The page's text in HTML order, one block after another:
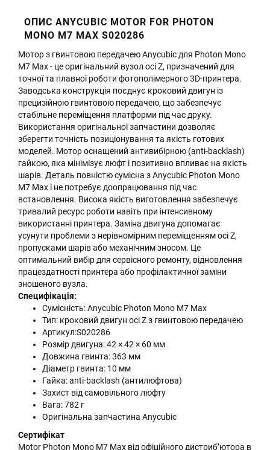
ОПИС ANYCUBIC MOTOR FOR PHOTON
MONO M7 MAX S020286
Мотор з гвинтовою передачею Anycubic для Photon Mono
M7 Max - це оригінальний вузол осі Z, призначений для
точної та плавної роботи фотополімерного 3D-принтера.
Заводська конструкція поєднує кроковий двигун із
прецизійною гвинтовою передачею, що забезпечує
стабільне переміщення платформи під час друку.
Використання оригінальної запчастини дозволяє
зберегти точність позиціонування та якість готових
моделей. Мотор оснащений антивибірною (anti-backlash)
гайкою, яка мінімізує люфт і позитивно впливає на якість
шарів. Деталь повністю сумісна з Anycubic Photon Mono
M7 Max і не потребує доопрацювання під час
встановлення. Висока якість виготовлення забезпечує
тривалий ресурс роботи навіть при інтенсивному
використанні принтера. Заміна двигуна допомагає
усунути проблеми з нерівномірним переміщенням осі Z,
пропусками шарів або механічним зносом. Це
оптимальний вибір для сервісного ремонту, відновлення
працездатності принтера або профілактичної заміни
зношеного вузла.
Специфікація:
Сумісність: Anycubic Photon Mono M7 Max
Тип: кроковий двигун осі Z з гвинтовою передачею
Артикул:S020286
Розмір двигуна: 42 × 42 × 60 мм
Довжина гвинта: 363 мм
Діаметр гвинта: 10 мм
Гайка: anti-backlash (антилюфтова)
Захист від самовільного люфту
Вага: 782 г
Оригінальна запчастина Anycubic
Сертифікат
Motor Photon Mono M7 Max від офіційного дистриб’ютора в